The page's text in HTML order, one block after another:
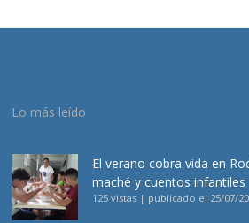
Lo más leído
El verano cobra vida en
maché y cuentos infantiles
125 vistas | publicado el 25/07/